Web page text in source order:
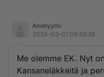
Anonyymi
2024-03-01 08:48:38
Me olemme EK. Nyt
Kansaneläkkeitä ja